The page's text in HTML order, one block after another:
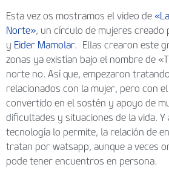
Esta vez os mostramos el video de
Norte», un círculo de mujeres creado
y Eider Mamolar. Ellas crearon este
zonas ya existían bajo el nombre de
norte no. Así que, empezaron
relacionados con la mujer, pero con
convertido en el sostén y apoyo de
dificultades y situaciones de la vida.
tecnología lo permite, la relación de
tratan por watsapp, aunque a veces
pode tener encuentros en persona.